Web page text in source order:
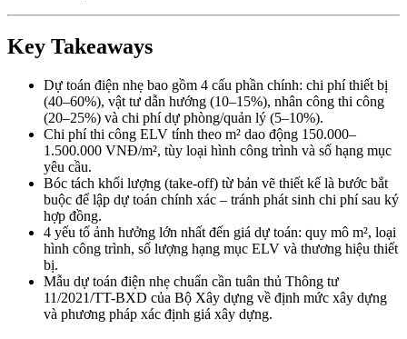
Key Takeaways
Dự toán điện nhẹ bao gồm 4 cấu phần chính: chi phí thiết bị
(40–60%), vật tư dẫn hướng (10–15%), nhân công thi công
(20–25%) và chi phí dự phòng/quản lý (5–10%).
Chi phí thi công ELV tính theo m² dao động 150.000–
1.500.000 VNĐ/m², tùy loại hình công trình và số hạng mục
yêu cầu.
Bóc tách khối lượng (take-off) từ bản vẽ thiết kế là bước bắt
buộc để lập dự toán chính xác – tránh phát sinh chi phí sau ký
hợp đồng.
4 yếu tố ảnh hưởng lớn nhất đến giá dự toán: quy mô m², loại
hình công trình, số lượng hạng mục ELV và thương hiệu thiết
bị.
Mẫu dự toán điện nhẹ chuẩn cần tuân thủ Thông tư
11/2021/TT-BXD của Bộ Xây dựng về định mức xây dựng
và phương pháp xác định giá xây dựng.